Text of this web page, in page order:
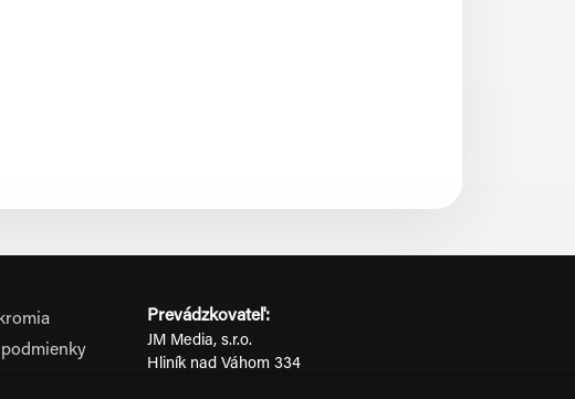
Prevádzkovateľ:
JM Media, s.r.o.
Hliník nad Váhom 334